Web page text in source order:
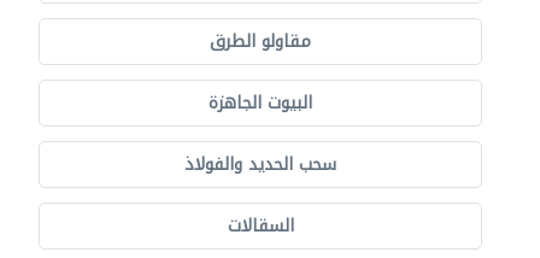
مقاولو الطرق
البيوت الجاهزة
سحب الحديد والفولاذ
السقالات